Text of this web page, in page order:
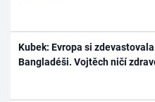
Kubek: Evropa si
Bangladéši. Vojtěch ničí